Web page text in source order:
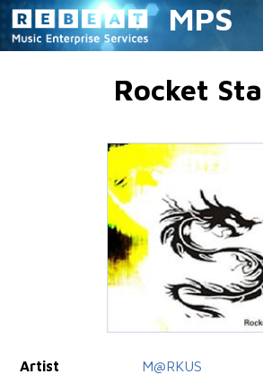
MPS
Rocket
Artist
M@RKUS